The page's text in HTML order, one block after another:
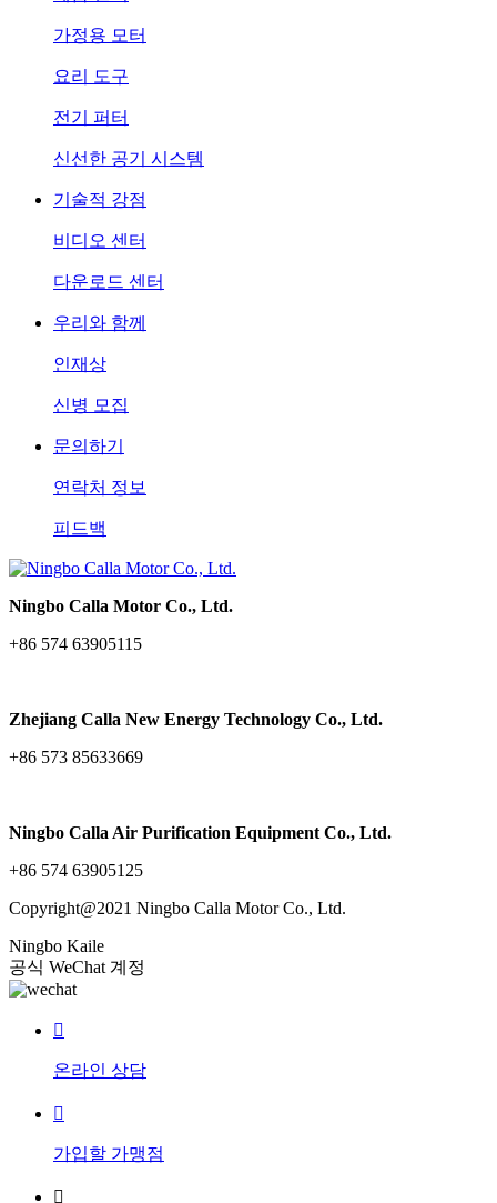
가정용 모터
요리 도구
전기 퍼터
신선한 공기 시스템
기술적 강점
비디오 센터
다운로드 센터
우리와 함께
인재상
신병 모집
문의하기
연락처 정보
피드백
Ningbo Calla Motor Co., Ltd.
+86 574 63905115
Zhejiang Calla New Energy Technology Co., Ltd.
+86 573 85633669
Ningbo Calla Air Purification Equipment Co., Ltd.
+86 574 63905125
Copyright@2021 Ningbo Calla Motor Co., Ltd.
Ningbo Kaile
공식 WeChat 계정

온라인 상담

가입할 가맹점
